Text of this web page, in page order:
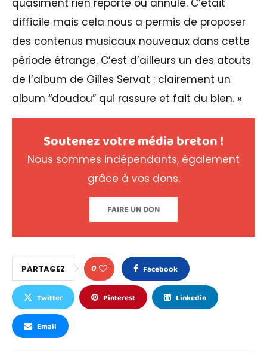
quasiment rien reporté ou annulé. C’était
difficile mais cela nous a permis de proposer
des contenus musicaux nouveaux dans cette
période étrange. C’est d’ailleurs un des atouts
de l’album de Gilles Servat : clairement un
album “doudou” qui rassure et fait du bien. »
Soutenez votre média breton !
Nous sommes indépendants, également
grâce à vos dons.
FAIRE UN DON
PARTAGEZ 0 Facebook
Twitter Pinterest Linkedin
Email